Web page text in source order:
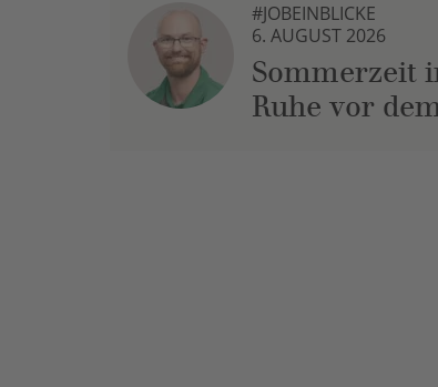
#JOBEINBLICKE
6. AUGUST 2026
Sommerzeit
Ruhe vor